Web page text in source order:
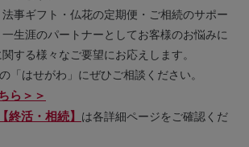
事ギフト・仏花の定期便・ご相続のサポー
生涯のパートナーとしてお客様のお悩みに
する様々なご要望にお応えします。
「はせがわ」にぜひご相談ください。
ら＞＞
【終活・相続】 は各詳細ページをご確認くだ